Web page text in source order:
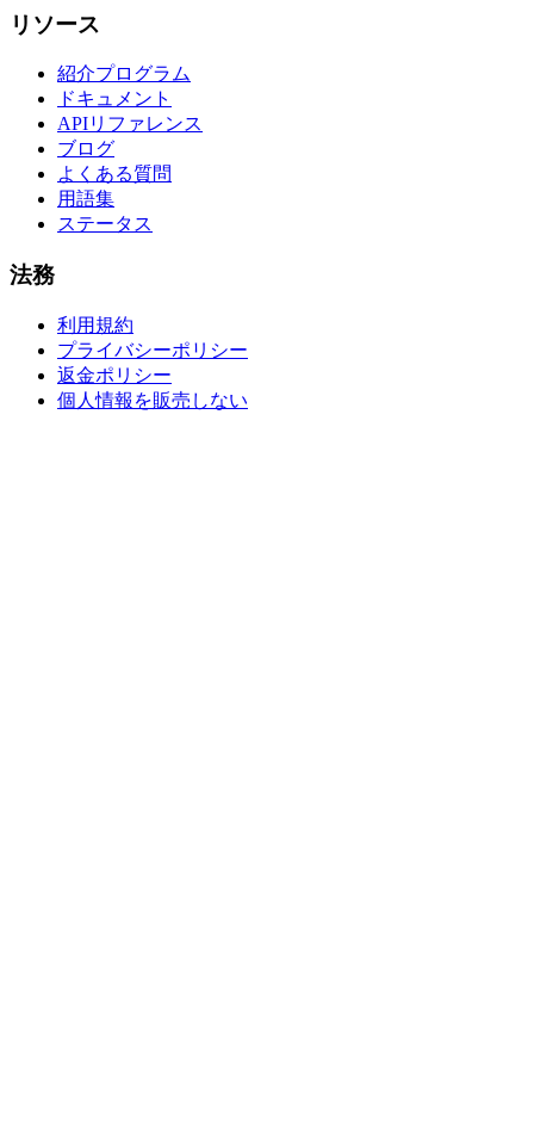
リソース
紹介プログラム
ドキュメント
APIリファレンス
ブログ
よくある質問
用語集
ステータス
法務
利用規約
プライバシーポリシー
返金ポリシー
個人情報を販売しない